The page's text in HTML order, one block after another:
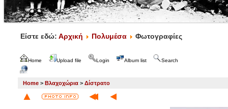
Είστε εδώ: Αρχική Πολυμέσα Φωτογραφίες
Home Upload file Login Album list Search
Home > Βλαχοχώρια > Δίστρατο